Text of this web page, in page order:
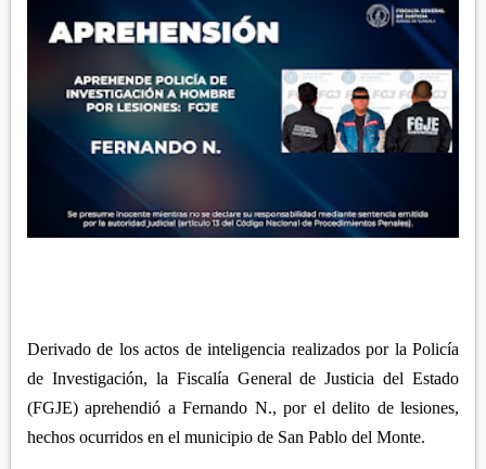
ECONOMÍA
ARTE Y CULTURA
TURISMO
GOBIERNO
JUDICIAL
MUNICIPIOS
CAPITAL
REGIÓN ORIENTE
HUAMANTLA
ZITLALTEPEC
TERRENATE
TOCATLÁN
TLAXCO
REGIÓN CENTRO-SUR
APETATITLÁN
CHIAUTEMPAN
REGIÓN PONIENTE
TELEMEDIOS TV
Derivado de los actos de inteligencia realizados por la Policía
de Investigación, la Fiscalía General de Justicia del Estado
(FGJE) aprehendió a Fernando N., por el delito de lesiones,
hechos ocurridos en el municipio de San Pablo del Monte.